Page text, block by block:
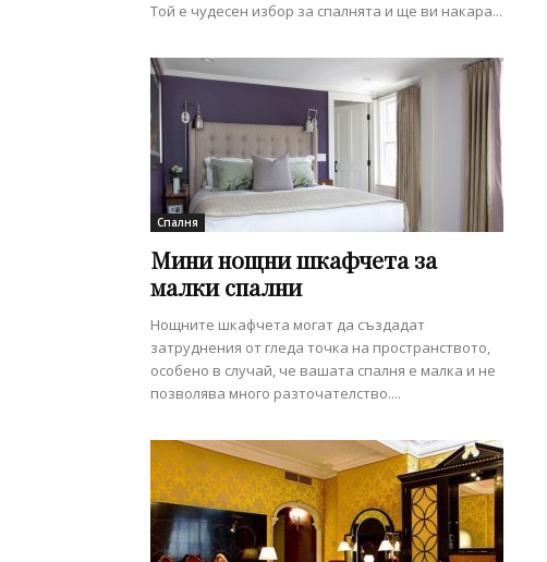
Той е чудесен избор за спалнята и ще ви накара...
Спалня
Мини нощни шкафчета за
малки спални
Нощните шкафчета могат да създадат
затруднения от гледа точка на пространството,
особено в случай, че вашата спалня е малка и не
позволява много разточателство....